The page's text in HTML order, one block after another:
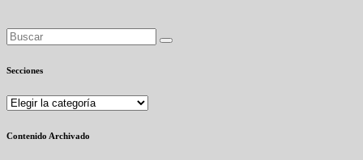
Secciones
Secciones
Contenido Archivado